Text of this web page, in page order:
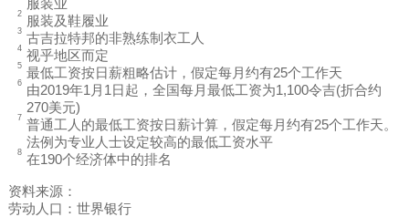
服装业
服装及鞋履业
古吉拉特邦的非熟练制衣工人
视乎地区而定
最低工资按日薪粗略估计，假定每月约有25个工作天
由2019年1月1日起，全国每月最低工资为1,100令吉(折合约
270美元)
普通工人的最低工资按日薪计算，假定每月约有25个工作天。
法例为专业人士设定较高的最低工资水平
在190个经济体中的排名
资料来源：
劳动人口：世界银行